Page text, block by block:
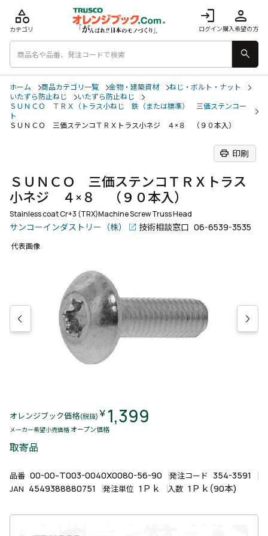
login
ログイン
person
購入希望の方
category
カテゴリ
search
ホーム 商品カテゴリ一覧 金物・建築資材
ねじ・ボルト・ナット
いたずら防止ねじ
いたずら防止ねじ
ＳＵＮＣＯ ＴＲＸ（トラス小ねじ 鉄（または標準） 三価ステンコー
ト
ＳＵＮＣＯ 三価ステンコＴＲＸトラス小ネジ ４×８ （９０本入）
print 印刷
ＳＵＮＣＯ 三価ステンコＴＲＸトラス
小ネジ ４×８ （９０本入）
Stainless coat Cr+3 (TRX)Machine Screw Truss Head
サンコーインダストリー（株） 技術相談窓口 06-6539-3535
代表画像
オレンジブック価格(税抜) ￥ 1,399
メーカー希望小売価格 オープン価格
取寄品
品番 00-00-T003-0040X0080-56-90 発注コード 354-3591
JAN 4549388880751 発注単位 1Ｐｋ 入数 1Ｐｋ(90本)